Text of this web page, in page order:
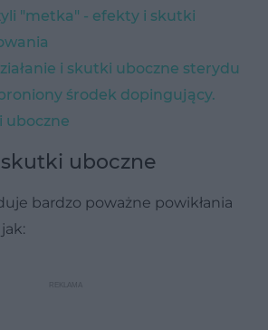
"metka" - efekty i skutki
i skutki uboczne sterydu
środek dopingujący.
uboczne
uboczne
bardzo poważne powikłania